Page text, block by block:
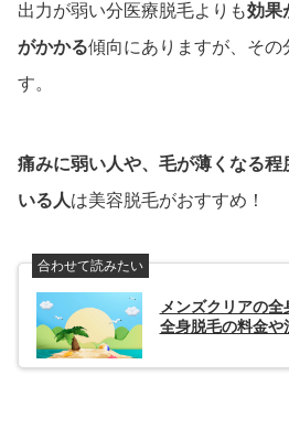
出力が弱い分医療脱毛よりも効果
がかかる傾向にありますが、その
す。
痛みに弱い人や、毛が薄くなる
いる人は美容脱毛がおすすめ！
合わせて読みたい
メンズクリアの全
全身脱毛の料金や